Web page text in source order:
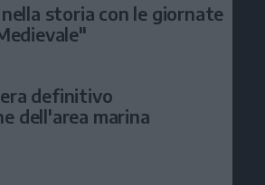
storia con le giornate
definitivo
dell'area marina